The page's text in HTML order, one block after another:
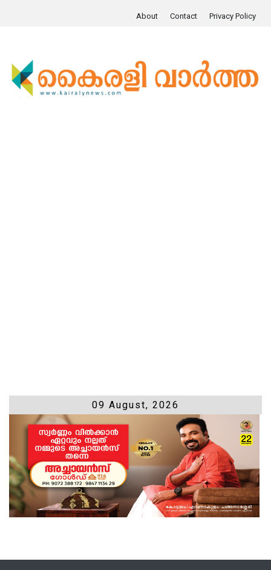
About Contact Privacy Policy
09 August, 2026